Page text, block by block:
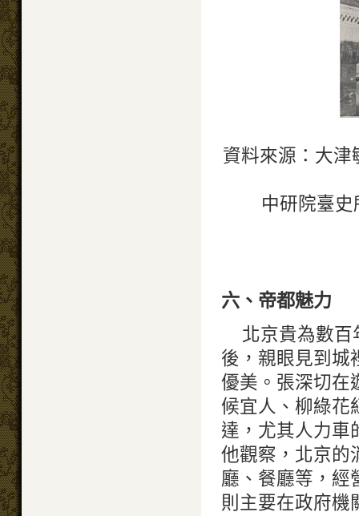
資料來源：大津
中研院臺
六、帝都魅力
北京貴為數
後，親眼見到城
優美。張深切在
候宜人、柳綠花
達，尤其人力車
他觀察，北京的
廳、餐廳等，經
則主要在政府機